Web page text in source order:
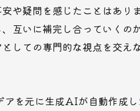
や疑問を感じたことはあ
互いに補完し合っていくの
しての専門的な視点を交
を元に生成AIが自動作成